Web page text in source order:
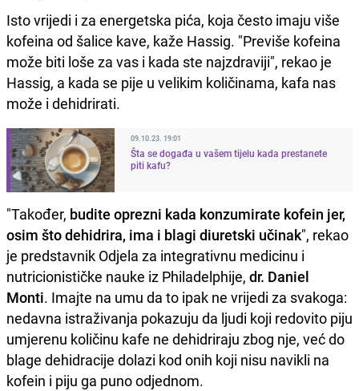
Isto vrijedi i za energetska pića, koja često imaju više
kofeina od šalice kave, kaže Hassig. "Previše kofeina
može biti loše za vas i kada ste najzdraviji", rekao je
Hassig, a kada se pije u velikim količinama, kafa nas
može i dehidrirati.
09.10.23. 19:01
Šta se događa u vašem tijelu kada prestanete
piti kafu?
"Također, budite oprezni kada konzumirate kofein jer,
osim što dehidrira, ima i blagi diuretski učinak", rekao
je predstavnik Odjela za integrativnu medicinu i
nutricionističke nauke iz Philadelphije, dr. Daniel
Monti. Imajte na umu da to ipak ne vrijedi za svakoga:
nedavna istraživanja pokazuju da ljudi koji redovito piju
umjerenu količinu kafe ne dehidriraju zbog nje, već do
blage dehidracije dolazi kod onih koji nisu navikli na
kofein i piju ga puno odjednom.